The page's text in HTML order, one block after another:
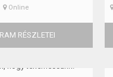
Online
RÉSZLETEI